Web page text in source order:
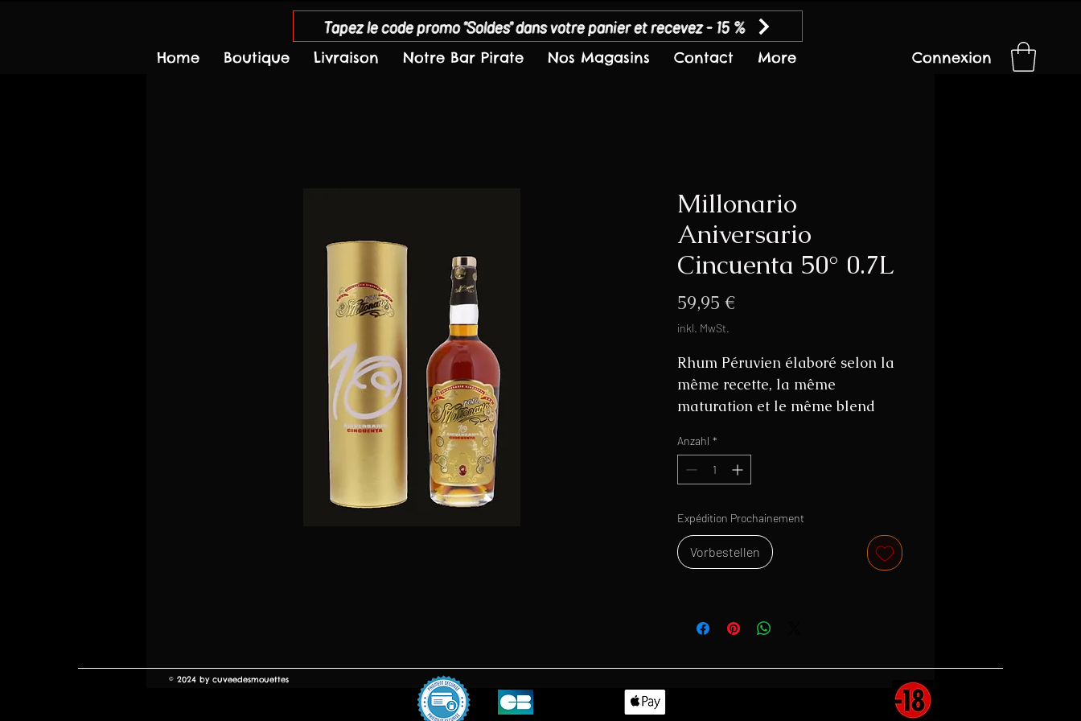
Tapez le code promo "Soldes" dans votre panier et recevez - 15 %
Home Boutique Livraison Notre Bar Pirate Nos Magasins Contact More Connexion
Millonario
Aniversario
Cincuenta 50° 0.7L
59,95 €Preis
inkl. MwSt.
Rhum Péruvien élaboré selon la
même recette, la même
maturation et le même blend
Il est en revanche embouteillé à
un degré plus élevé (50° contre
Anzahl *
Expédition Prochainement
Vorbestellen
© 2024 by cuveedesmouettes